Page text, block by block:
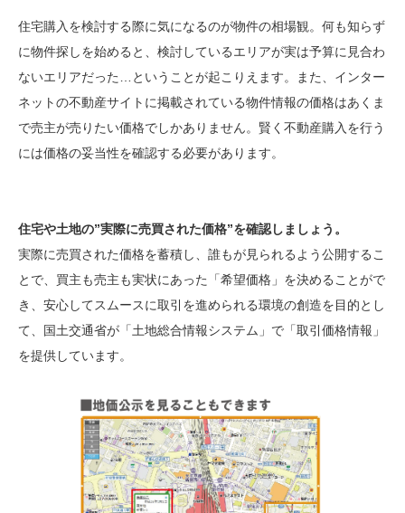
住宅購入を検討する際に気になるのが物件の相場観。何も知らず
に物件探しを始めると、検討しているエリアが実は予算に見合わ
ないエリアだった…ということが起こりえます。また、インター
ネットの不動産サイトに掲載されている物件情報の価格はあくま
で売主が売りたい価格でしかありません。賢く不動産購入を行う
には価格の妥当性を確認する必要があります。
住宅や土地の”実際に売買された価格”を確認しましょう。
実際に売買された価格を蓄積し、誰もが見られるよう公開するこ
とで、買主も売主も実状にあった「希望価格」を決めることがで
き、安心してスムースに取引を進められる環境の創造を目的とし
て、国土交通省が「土地総合情報システム」で「取引価格情報」
を提供しています。